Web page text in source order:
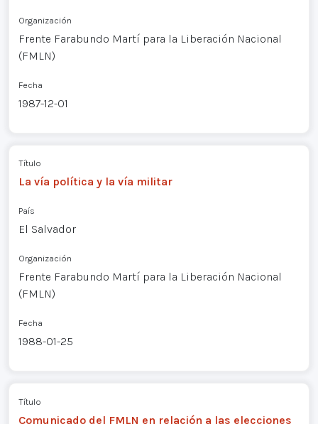
Organización
Frente Farabundo Martí para la Liberación Nacional
(FMLN)
Fecha
1987-12-01
Título
La vía política y la vía militar
País
El Salvador
Organización
Frente Farabundo Martí para la Liberación Nacional
(FMLN)
Fecha
1988-01-25
Título
Comunicado del FMLN en relación a las elecciones